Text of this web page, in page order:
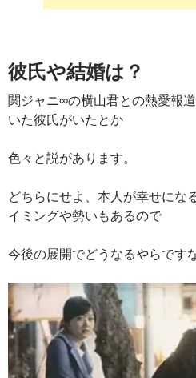
彼氏や結婚は？
関ジャニ∞の横山君との熱愛報
いた彼氏がいたとか
色々と説があります。
どちらにせよ、本人が幸せにな
イミングや勢いもあるので
今後の展開でどうなるやらです